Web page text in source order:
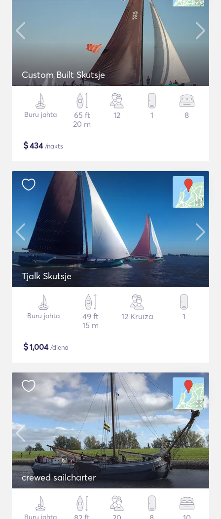
Custom Built Skutsje
Buru jahta
65 ft
20 m
12 1 8
$434/nakts
Tjalk Skutsje
Buru jahta
49 ft
15 m
12 Kruīza 1
$1,004/diena
crewed sailcharter
Buru jahta